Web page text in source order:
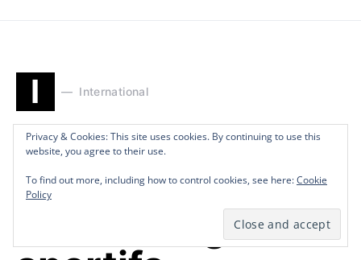
Privacy & Cookies: This site uses cookies. By continuing to use this
website, you agree to their use.
To find out more, including how to control cookies, see here:Cookie
Policy
I International
Guerre en
Ukraine:
Plusieurs grands
Privacy & Cookies: This site uses cookies. By continuing to use this
website, you agree to their use.
To find out more, including how to control cookies, see here:Cookie
Policy
Privacy & Cookies: This site uses cookies. By continuing to use this
website, you agree to their use.
To find out more, including how to control cookies, see here:Cookie
Policy